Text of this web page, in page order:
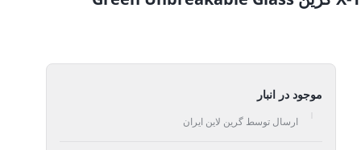
موجود در انبار
ارسال توسط گرین لاین ایران